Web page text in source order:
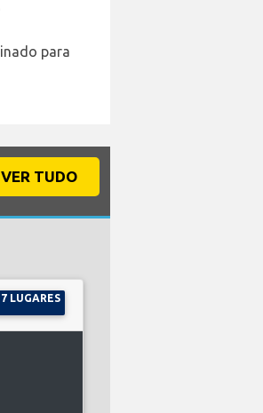
para
VER TUDO
LUGARES